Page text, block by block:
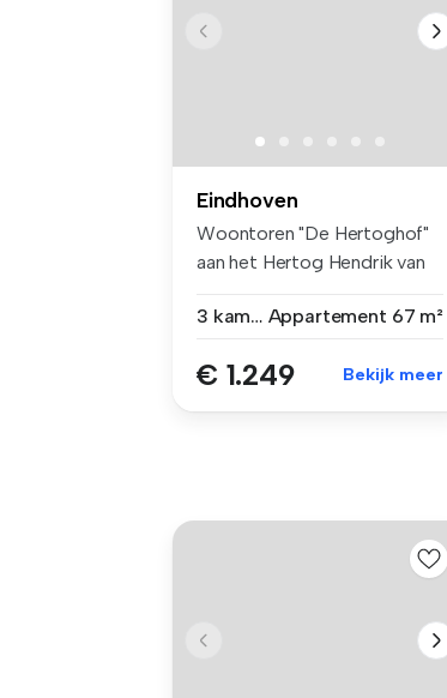
Eindhoven
Woontoren "De Hertoghof"
aan het Hertog Hendrik van
3 kamers Appartement 67 m²
€ 1.249 Bekijk meer